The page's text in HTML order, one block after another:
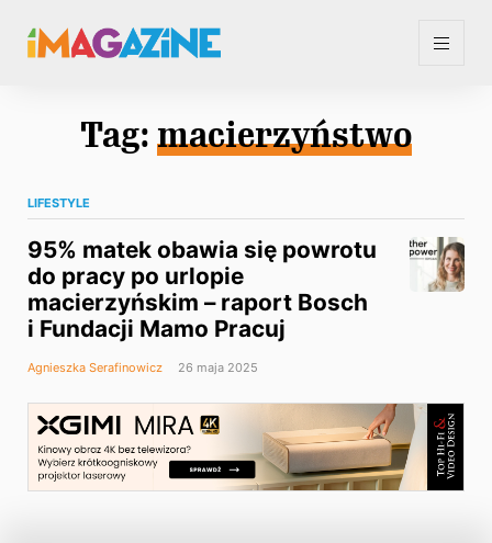
Tag: macierzyństwo
LIFESTYLE
95% matek obawia się powrotu
do pracy po urlopie
macierzyńskim – raport Bosch
i Fundacji Mamo Pracuj
Agnieszka Serafinowicz 26 maja 2025